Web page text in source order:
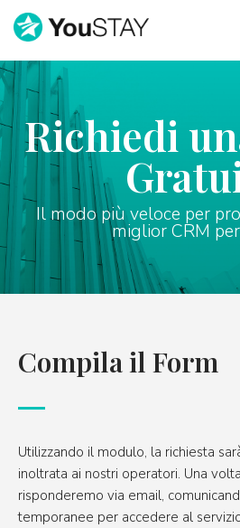
Vai
al
contenuto
Richiedi
Il modo più veloce per
miglior CRM
Compila il Form
Utilizzando il modulo, la richiesta
inoltrata ai nostri operatori. Una
risponderemo via email,
temporanee per accedere al